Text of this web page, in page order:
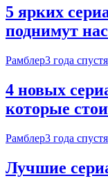
5 ярких
поднимут
Рамблер3 года спустя
4 новых
которые
Рамблер3 года спустя
Лучшие